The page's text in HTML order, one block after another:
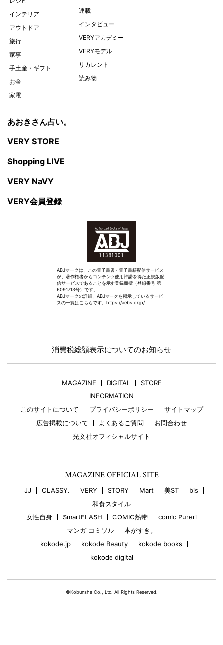
インテリア
アウトドア
旅行
家事
手土産・ギフト
お金
家電
連載
インタビュー
VERYアカデミー
VERYモデル
リカレント
読み物
あおきさん占い。
VERY STORE
Shopping LIVE
VERY NaVY
VERY会員登録
ABJマークは、この電子書店・電子書籍配信サービス
が、著作権者からコンテンツ使用許諾を得た正規版配
信サービスであることを示す登録商標（登録番号 第
6091713号）です。
ABJマークの詳細、ABJマークを掲示しているサービ
スの一覧はこちらです。 https://aebs.or.jp/
消費税総額表示についてのお知らせ
MAGAZINE DIGITAL
STORE
INFORMATION
このサイトについて
プライバシーポリシー
サイトマップ
広告掲載について
よくあるご質問
お問合わせ
光文社オフィシャルサイト
MAGAZINE OFFICIAL SITE
JJ CLASSY. VERY STORY Mart 美ST
bis
和食スタイル
女性自身
SmartFLASH COMIC熱帯
comic Pureri
マンガ コミソル
本がすき。
kokode.jp
kokode Beauty
kokode books
kokode digital
©Kobunsha Co., Ltd. All Rights Reserved.